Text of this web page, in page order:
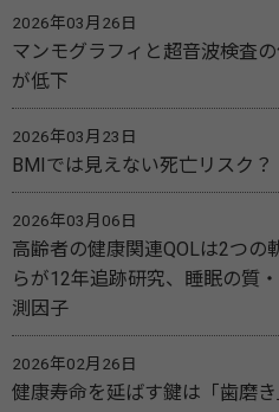
2026年03月26日
マンモグラフィと超音波検査
が低下
2026年03月23日
BMIでは見えない死亡リスク
2026年03月06日
高齢者の健康関連QOLは2つ
らが12年追跡研究、睡眠の質
測因子
2026年02月26日
健康寿命を延ばす鍵は「歯磨